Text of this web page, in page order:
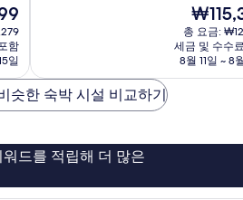
함
일
륭
해
요,
용
후
141
현
재
요
금
₩115,364
총 요금:
세금 및 수수
8월 11일 ~ 8
슷한 숙박 시설 비교하기
드를 적립해 더 많은